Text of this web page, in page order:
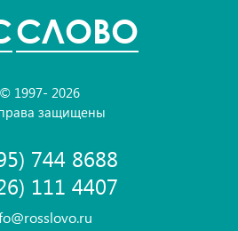
СЛОВО
© 1997- 2026
защищены
744 8688
111 4407